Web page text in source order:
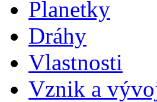
Planetky
Dráhy
Vlastnosti
Vznik a